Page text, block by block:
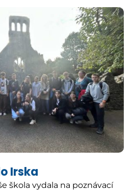
Irska
škola vydala na poznávací